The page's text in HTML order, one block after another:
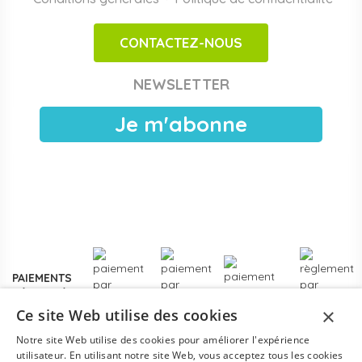
Achats publics et facturation Chorus Pro
publiques, EAJE municipales et services pétite enfance
électronique, livraison France entière. Voir les
devis pour collectivités.
ou un renouvellement de matériel.
CONTACTEZ-NOUS
NEWSLETTER
Je m'abonne
PAIEMENTS
×
Ce site Web utilise des cookies
Notre site Web utilise des cookies pour améliorer l'expérience
utilisateur. En utilisant notre site Web, vous acceptez tous les cookies